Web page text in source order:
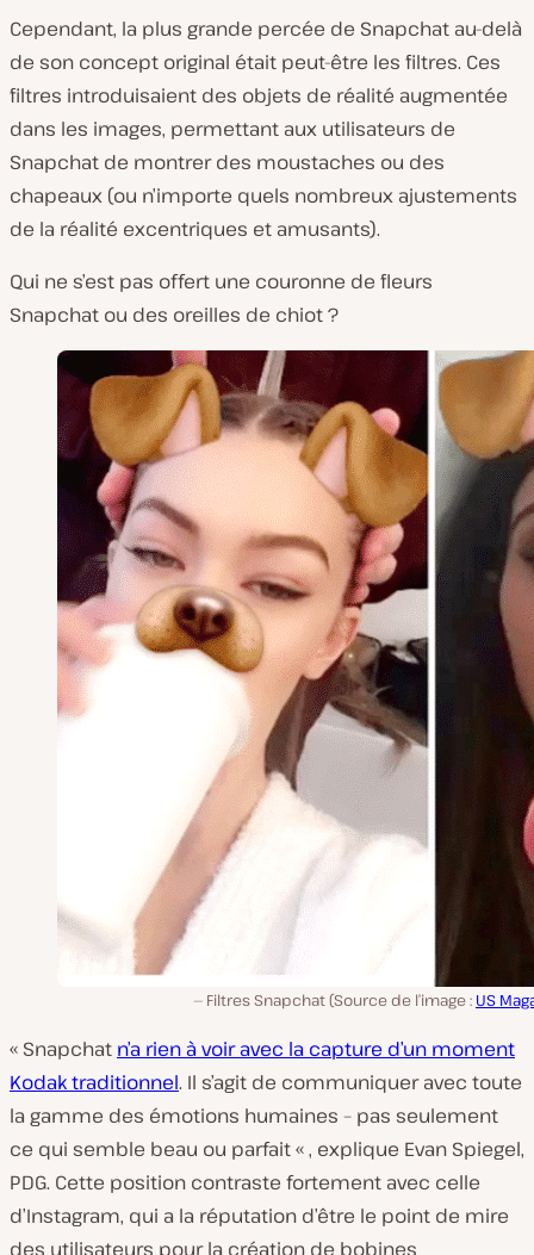
Cependant, la plus grande percée de Snapchat au-delà
de son concept original était peut-être les filtres. Ces
filtres introduisaient des objets de réalité augmentée
dans les images, permettant aux utilisateurs de
Snapchat de montrer des moustaches ou des
chapeaux (ou n’importe quels nombreux ajustements
de la réalité excentriques et amusants).
Qui ne s’est pas offert une couronne de fleurs
Snapchat ou des oreilles de chiot ?
Filtres Snapchat (Source de l’image : US
« Snapchat n’a rien à voir avec la capture d’un moment
Kodak traditionnel. Il s’agit de communiquer avec toute
la gamme des émotions humaines – pas seulement
ce qui semble beau ou parfait « , explique Evan Spiegel,
PDG. Cette position contraste fortement avec celle
d’Instagram, qui a la réputation d’être le point de mire
des utilisateurs pour la création de bobines